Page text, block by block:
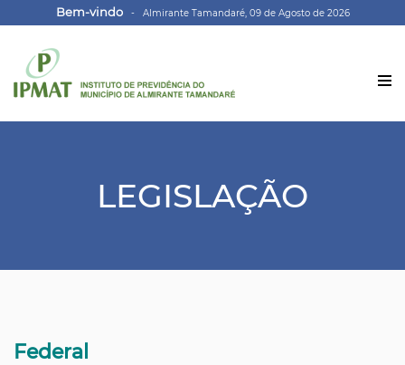
Bem-vindo- Almirante Tamandaré, 09 de Agosto de 2026
LEGISLAÇÃO
Federal